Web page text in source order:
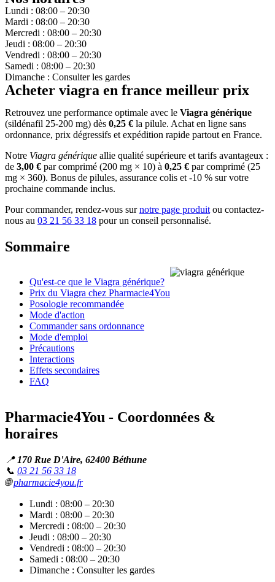
Lundi : 08:00 – 20:30
Mardi : 08:00 – 20:30
Mercredi : 08:00 – 20:30
Jeudi : 08:00 – 20:30
Vendredi : 08:00 – 20:30
Samedi : 08:00 – 20:30
Dimanche : Consulter les gardes
Acheter viagra en france meilleur prix
Retrouvez une performance optimale avec le Viagra générique
(sildénafil 25-200 mg) dès 0,25 € la pilule. Achat en ligne sans
ordonnance, prix dégressifs et expédition rapide partout en France.
Notre Viagra générique allie qualité supérieure et tarifs avantageux :
de 3,00 € par comprimé (200 mg × 10) à 0,25 € par comprimé (25
mg × 360). Bonus de pilules, assurance colis et -10 % sur votre
prochaine commande inclus.
Pour commander, rendez-vous surnotre page produit ou contactez-
nous au 03 21 56 33 18 pour un conseil personnalisé.
Sommaire
Qu'est-ce que le Viagra générique?
Prix du Viagra chez Pharmacie4You
Posologie recommandée
Mode d'action
Commander sans ordonnance
Mode d'emploi
Précautions
Interactions
Effets secondaires
FAQ
Pharmacie4You - Coordonnées &
horaires
📍 170 Rue D'Aire, 62400 Béthune
📞 03 21 56 33 18
🌐pharmacie4you.fr
Lundi : 08:00 – 20:30
Mardi : 08:00 – 20:30
Mercredi : 08:00 – 20:30
Jeudi : 08:00 – 20:30
Vendredi : 08:00 – 20:30
Samedi : 08:00 – 20:30
Dimanche : Consulter les gardes